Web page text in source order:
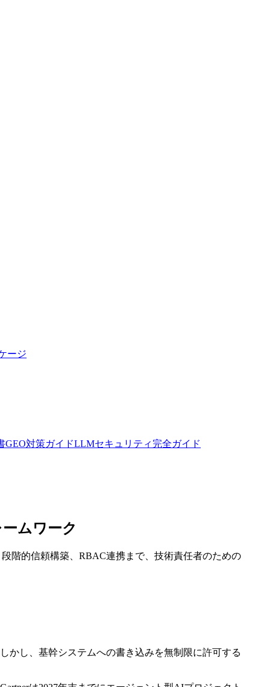
ージ
GEO対策ガイドLLMセキュリティ完全ガイド
ムワーク
階的信頼構築、RBAC連携まで、技術責任者のための
かし、基幹システムへの書き込みを無制限に許可する